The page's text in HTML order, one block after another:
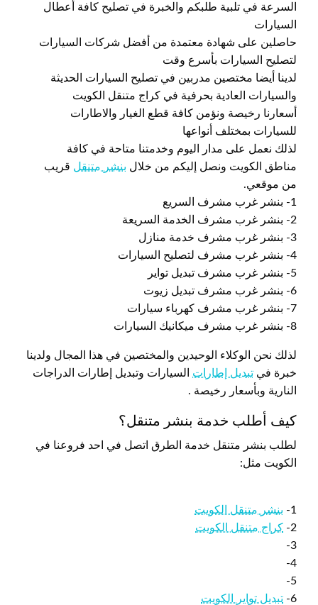
السرعة في تلبية طلبكم والخبرة في تصليح كافة أعطال
السيارات
حاصلين على شهادة معتمدة من أفضل شركات السيارات
لتصليح السيارات بأسرع وقت
لدينا أيضا مختصين مدربين في تصليح السيارات الحديثة
والسيارات العادية بحرفية في كراج متنقل الكويت
أسعارنا رخيصة ونؤمن كافة قطع الغيار والاطارات
للسيارات بمختلف أنواعها
لذلك نعمل على مدار اليوم وخدمتنا متاحة في كافة
مناطق الكويت ونصل إليكم من خلال بنشر متنقل قريب
من موقعي.
1- بنشر غرب مشرف السريع
2- بنشر غرب مشرف الخدمة السريعة
3- بنشر غرب مشرف خدمة منازل
4- بنشر غرب مشرف لتصليح السيارات
5- بنشر غرب مشرف تبديل تواير
6- بنشر غرب مشرف تبديل زيوت
7- بنشر غرب مشرف كهرباء سيارات
8- بنشر غرب مشرف ميكانيك السيارات
لذلك نحن الوكلاء الوحيدين والمختصين في هذا المجال ولدينا
خبرة في تبديل إطارات السيارات وتبديل إطارات الدراجات
النارية وبأسعار رخيصة .
كيف أطلب خدمة بنشر متنقل؟
لطلب بنشر متنقل خدمة الطرق اتصل في احد فروعنا في
الكويت مثل:
1-
بنشر متنقل الكويت
2-
كراج متنقل الكويت
3-
4-
5-
6-
تبديل تواير الكويت